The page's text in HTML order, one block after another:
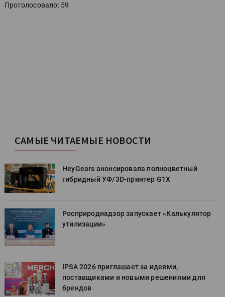
Проголосовало: 59
САМЫЕ ЧИТАЕМЫЕ НОВОСТИ
HeyGears анонсировала полноцветный
гибридный УФ/3D-принтер G1X
Росприроднадзор запускает «Калькулятор
утилизации»
IPSA 2026 приглашает за идеями,
поставщиками и новыми решениями для
брендов